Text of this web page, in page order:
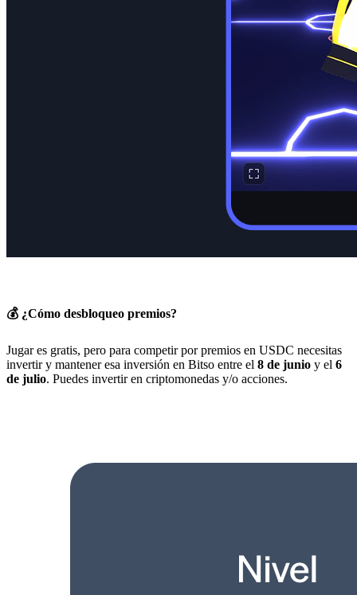
💰 ¿Cómo desbloqueo premios?
Jugar es gratis, pero para competir por premios en USDC necesitas
invertir y mantener esa inversión en Bitso entre el 8 de junio y el 6
de julio. Puedes invertir en criptomonedas y/o acciones.